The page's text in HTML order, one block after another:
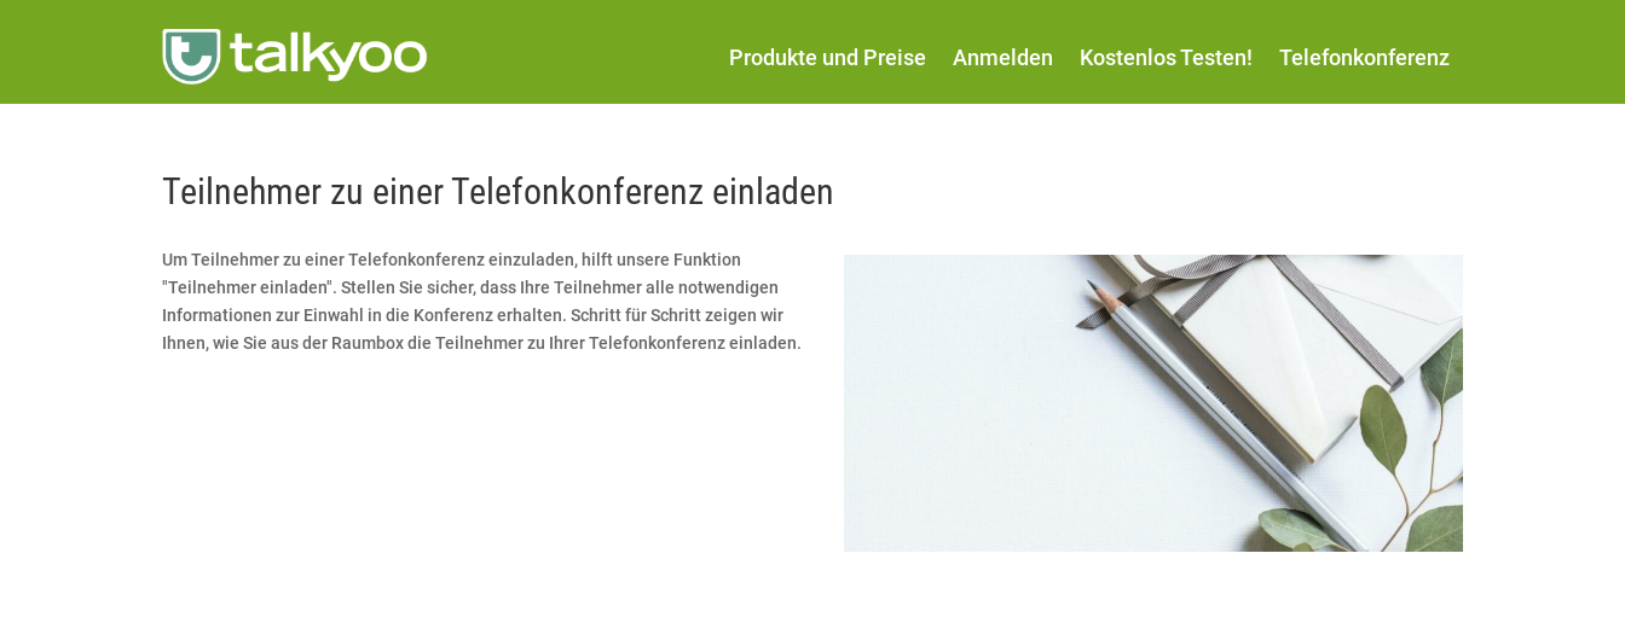
Produkte und Preise Anmelden Kostenlos Testen! Telefonkonferenz
Teilnehmer zu einer Telefonkonferenz einladen
Um Teilnehmer zu einer Telefonkonferenz einzuladen, hilft unsere Funktion
"Teilnehmer einladen". Stellen Sie sicher, dass Ihre Teilnehmer alle notwendigen
Informationen zur Einwahl in die Konferenz erhalten. Schritt für Schritt zeigen wir
Ihnen, wie Sie aus der Raumbox die Teilnehmer zu Ihrer Telefonkonferenz einladen.